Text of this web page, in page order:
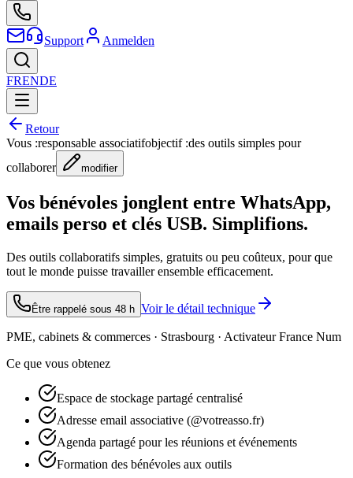
Support Anmelden
FRENDE
Retour
Vous :responsable associatifobjectif :des outils simples pour
collaborer
modifier
Vos bénévoles jonglent entre WhatsApp,
emails perso et clés USB. Simplifions.
Des outils collaboratifs simples, gratuits ou peu coûteux, pour que
tout le monde puisse travailler ensemble efficacement.
Être rappelé sous 48 h Voir le détail technique
PME, cabinets & commerces · Strasbourg · Activateur France Num
Ce que vous obtenez
Espace de stockage partagé centralisé
Adresse email associative (@votreasso.fr)
Agenda partagé pour les réunions et événements
Formation des bénévoles aux outils